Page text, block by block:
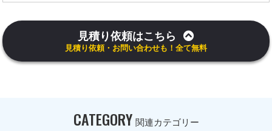
見積り依頼はこちら
見積り依頼・お問い合わせも！全て無料
CATEGORY 関連カテゴリー